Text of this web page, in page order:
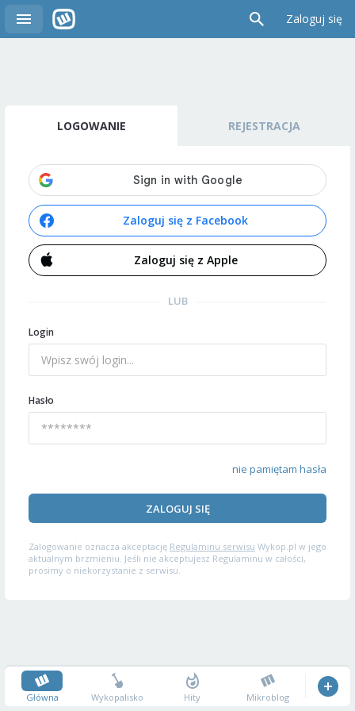
Zaloguj się
LOGOWANIE REJESTRACJA
Zaloguj się z Facebook
Zaloguj się z Apple
LUB
Login
Hasło
nie pamiętam hasła
ZALOGUJ SIĘ
Zalogowanie oznacza akceptację Regulaminu serwisu Wykop.pl w jego
aktualnym brzmieniu. Jeśli nie akceptujesz Regulaminu w całości,
prosimy o niekorzystanie z serwisu.
Główna Wykopalisko Hity Mikroblog